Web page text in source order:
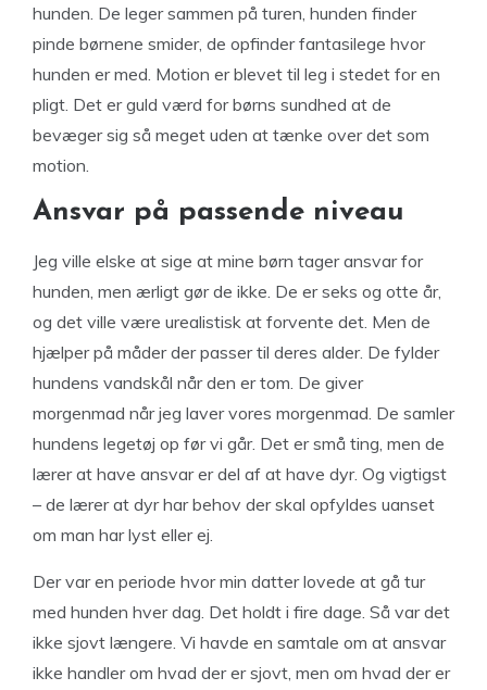
hunden. De leger sammen på turen, hunden finder
pinde børnene smider, de opfinder fantasilege hvor
hunden er med. Motion er blevet til leg i stedet for en
pligt. Det er guld værd for børns sundhed at de
bevæger sig så meget uden at tænke over det som
motion.
Ansvar på passende niveau
Jeg ville elske at sige at mine børn tager ansvar for
hunden, men ærligt gør de ikke. De er seks og otte år,
og det ville være urealistisk at forvente det. Men de
hjælper på måder der passer til deres alder. De fylder
hundens vandskål når den er tom. De giver
morgenmad når jeg laver vores morgenmad. De samler
hundens legetøj op før vi går. Det er små ting, men de
lærer at have ansvar er del af at have dyr. Og vigtigst
– de lærer at dyr har behov der skal opfyldes uanset
om man har lyst eller ej.
Der var en periode hvor min datter lovede at gå tur
med hunden hver dag. Det holdt i fire dage. Så var det
ikke sjovt længere. Vi havde en samtale om at ansvar
ikke handler om hvad der er sjovt, men om hvad der er